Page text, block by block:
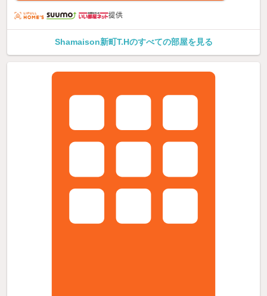
提供
Shamaison新町T.Hのすべての部屋を見る